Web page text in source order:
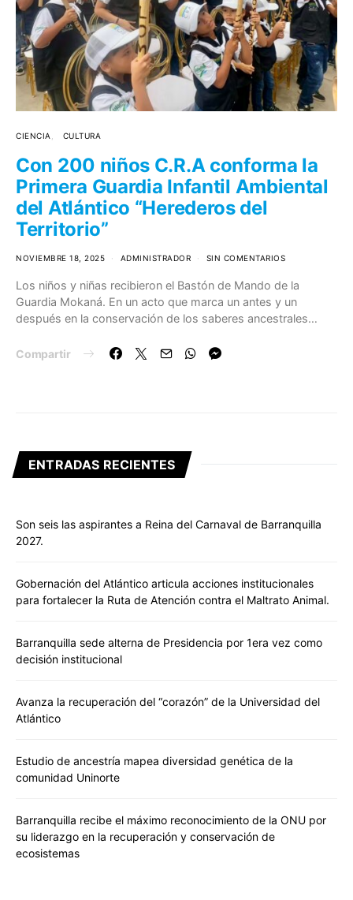
CIENCIA CULTURA
Con 200 niños C.R.A conforma la
Primera Guardia Infantil Ambiental
del Atlántico “Herederos del
Territorio”
NOVIEMBRE 18, 2025 ADMINISTRADOR SIN COMENTARIOS
Los niños y niñas recibieron el Bastón de Mando de la
Guardia Mokaná. En un acto que marca un antes y un
después en la conservación de los saberes ancestrales…
Compartir
ENTRADAS RECIENTES
Son seis las aspirantes a Reina del Carnaval de Barranquilla
2027.
Gobernación del Atlántico articula acciones institucionales
para fortalecer la Ruta de Atención contra el Maltrato Animal.
Barranquilla sede alterna de Presidencia por 1era vez como
decisión institucional
Avanza la recuperación del “corazón” de la Universidad del
Atlántico
Estudio de ancestría mapea diversidad genética de la
comunidad Uninorte
Barranquilla recibe el máximo reconocimiento de la ONU por
su liderazgo en la recuperación y conservación de
ecosistemas